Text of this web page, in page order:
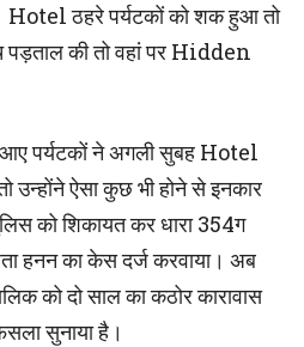
Hotel ठहरे पर्यटकों को शक हुआ तो
पड़ताल की तो वहां पर Hidden
आए पर्यटकों ने अगली सुबह Hotel
उन्होंने ऐसा कुछ भी होने से इनकार
को शिकायत कर धारा 354ग
हनन का केस दर्ज करवाया। अब
को दो साल का कठोर कारावास
सुनाया है।